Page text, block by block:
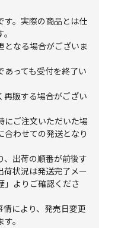
。実際の商品とは仕
なる場合がございま
っても受付を終了い
販する場合がござい
ご注文いただいた場
わせての発送となり
出荷の順番が前後す
荷状況は発送完了メー
」よりご確認くださ
により、発売日変更
。